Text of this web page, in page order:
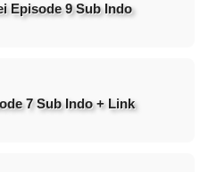
Episode 9 Sub Indo
7 Sub Indo + Link